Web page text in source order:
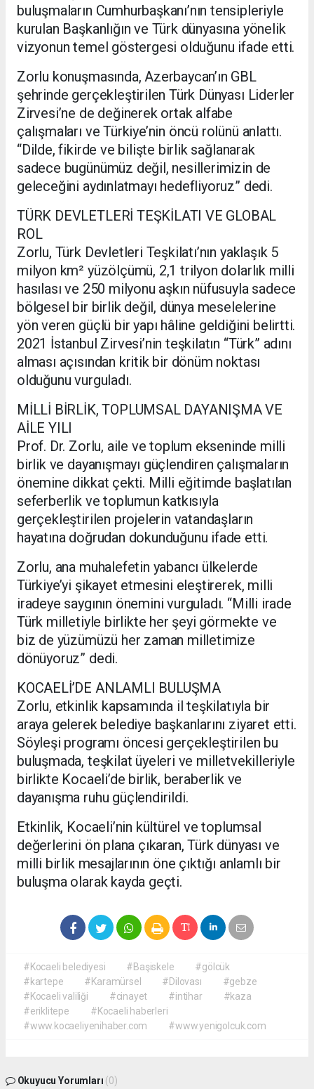
buluşmaların Cumhurbaşkanı’nın tensipleriyle
kurulan Başkanlığın ve Türk dünyasına yönelik
vizyonun temel göstergesi olduğunu ifade etti.
Zorlu konuşmasında, Azerbaycan’ın GBL
şehrinde gerçekleştirilen Türk Dünyası Liderler
Zirvesi’ne de değinerek ortak alfabe
çalışmaları ve Türkiye’nin öncü rolünü anlattı.
“Dilde, fikirde ve bilişte birlik sağlanarak
sadece bugünümüz değil, nesillerimizin de
geleceğini aydınlatmayı hedefliyoruz” dedi.
TÜRK DEVLETLERİ TEŞKİLATI VE GLOBAL
ROL
Zorlu, Türk Devletleri Teşkilatı’nın yaklaşık 5
milyon km² yüzölçümü, 2,1 trilyon dolarlık milli
hasılası ve 250 milyonu aşkın nüfusuyla sadece
bölgesel bir birlik değil, dünya meselelerine
yön veren güçlü bir yapı hâline geldiğini belirtti.
2021 İstanbul Zirvesi’nin teşkilatın “Türk” adını
alması açısından kritik bir dönüm noktası
olduğunu vurguladı.
MİLLİ BİRLİK, TOPLUMSAL DAYANIŞMA VE
AİLE YILI
Prof. Dr. Zorlu, aile ve toplum ekseninde milli
birlik ve dayanışmayı güçlendiren çalışmaların
önemine dikkat çekti. Milli eğitimde başlatılan
seferberlik ve toplumun katkısıyla
gerçekleştirilen projelerin vatandaşların
hayatına doğrudan dokunduğunu ifade etti.
Zorlu, ana muhalefetin yabancı ülkelerde
Türkiye’yi şikayet etmesini eleştirerek, milli
iradeye saygının önemini vurguladı. “Milli irade
Türk milletiyle birlikte her şeyi görmekte ve
biz de yüzümüzü her zaman milletimize
dönüyoruz” dedi.
KOCAELİ’DE ANLAMLI BULUŞMA
Zorlu, etkinlik kapsamında il teşkilatıyla bir
araya gelerek belediye başkanlarını ziyaret etti.
Söyleşi programı öncesi gerçekleştirilen bu
buluşmada, teşkilat üyeleri ve milletvekilleriyle
birlikte Kocaeli’de birlik, beraberlik ve
dayanışma ruhu güçlendirildi.
Etkinlik, Kocaeli’nin kültürel ve toplumsal
değerlerini ön plana çıkaran, Türk dünyası ve
milli birlik mesajlarının öne çıktığı anlamlı bir
buluşma olarak kayda geçti.
#Kocaeli belediyesi #Başiskele
#gölcük
#kartepe
#Karamürsel #Dilovası
#gebze
#Kocaeli valiliği
#cinayet #intihar
#kaza
#eriklitepe
#Kocaeli haberleri
#www.kocaeliyenihaber.com
#www.yenigolcuk.com
Okuyucu Yorumları (0)